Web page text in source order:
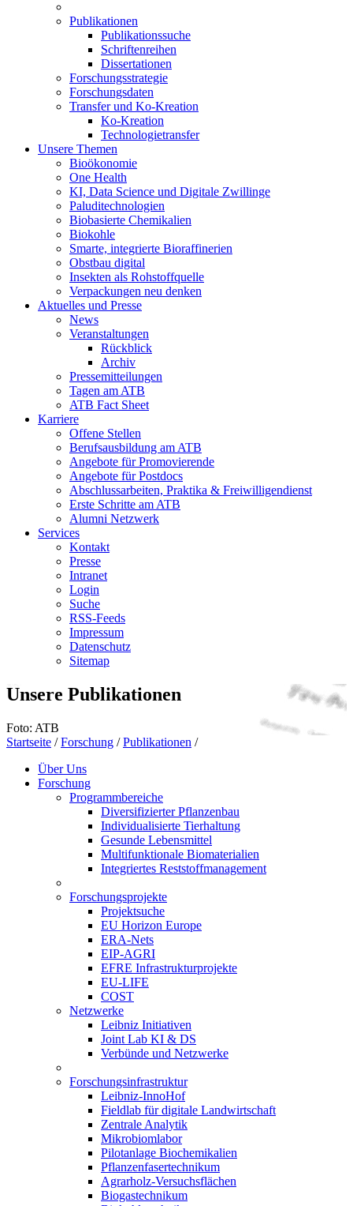
Publikationen
Publikationssuche
Schriftenreihen
Dissertationen
Forschungsstrategie
Forschungsdaten
Transfer und Ko-Kreation
Ko-Kreation
Technologietransfer
Unsere Themen
Bioökonomie
One Health
KI, Data Science und Digitale Zwillinge
Paluditechnologien
Biobasierte Chemikalien
Biokohle
Smarte, integrierte Bioraffinerien
Obstbau digital
Insekten als Rohstoffquelle
Verpackungen neu denken
Aktuelles und Presse
News
Veranstaltungen
Rückblick
Archiv
Pressemitteilungen
Tagen am ATB
ATB Fact Sheet
Karriere
Offene Stellen
Berufsausbildung am ATB
Angebote für Promovierende
Angebote für Postdocs
Abschlussarbeiten, Praktika & Freiwilligendienst
Erste Schritte am ATB
Alumni Netzwerk
Services
Kontakt
Presse
Intranet
Login
Suche
RSS-Feeds
Impressum
Datenschutz
Sitemap
Unsere Publikationen
Foto: ATB
Startseite / Forschung / Publikationen /
Über Uns
Forschung
Programmbereiche
Diversifizierter Pflanzenbau
Individualisierte Tierhaltung
Gesunde Lebensmittel
Multifunktionale Biomaterialien
Integriertes Reststoffmanagement
Forschungsprojekte
Projektsuche
EU Horizon Europe
ERA-Nets
EIP-AGRI
EFRE Infrastrukturprojekte
EU-LIFE
COST
Netzwerke
Leibniz Initiativen
Joint Lab KI & DS
Verbünde und Netzwerke
Forschungsinfrastruktur
Leibniz-InnoHof
Fieldlab für digitale Landwirtschaft
Zentrale Analytik
Mikrobiomlabor
Pilotanlage Biochemikalien
Pflanzenfasertechnikum
Agrarholz-Versuchsflächen
Biogastechnikum